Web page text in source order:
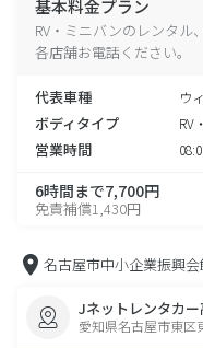
基本料金プラン
RV・ミニバンのレンタル
各店舗お電話ください。
代表車種 ウ
ボディタイプ RV
営業時間
6時間まで7,700円
免責補償1,430円
名古屋市中小企業振興会
Jネットレンタカ
愛知県名古屋市東区